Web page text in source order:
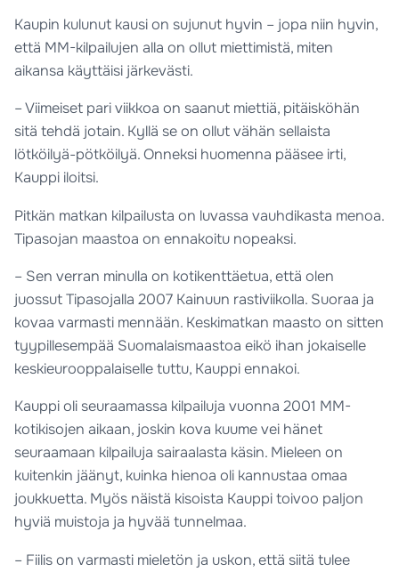
Kaupin kulunut kausi on sujunut hyvin – jopa niin hyvin,
että MM-kilpailujen alla on ollut miettimistä, miten
aikansa käyttäisi järkevästi.
– Viimeiset pari viikkoa on saanut miettiä, pitäisköhän
sitä tehdä jotain. Kyllä se on ollut vähän sellaista
lötköilyä-pötköilyä. Onneksi huomenna pääsee irti,
Kauppi iloitsi.
Pitkän matkan kilpailusta on luvassa vauhdikasta menoa.
Tipasojan maastoa on ennakoitu nopeaksi.
– Sen verran minulla on kotikenttäetua, että olen
juossut Tipasojalla 2007 Kainuun rastiviikolla. Suoraa ja
kovaa varmasti mennään. Keskimatkan maasto on sitten
tyypillesempää Suomalaismaastoa eikö ihan jokaiselle
keskieurooppalaiselle tuttu, Kauppi ennakoi.
Kauppi oli seuraamassa kilpailuja vuonna 2001 MM-
kotikisojen aikaan, joskin kova kuume vei hänet
seuraamaan kilpailuja sairaalasta käsin. Mieleen on
kuitenkin jäänyt, kuinka hienoa oli kannustaa omaa
joukkuetta. Myös näistä kisoista Kauppi toivoo paljon
hyviä muistoja ja hyvää tunnelmaa.
– Fiilis on varmasti mieletön ja uskon, että siitä tulee